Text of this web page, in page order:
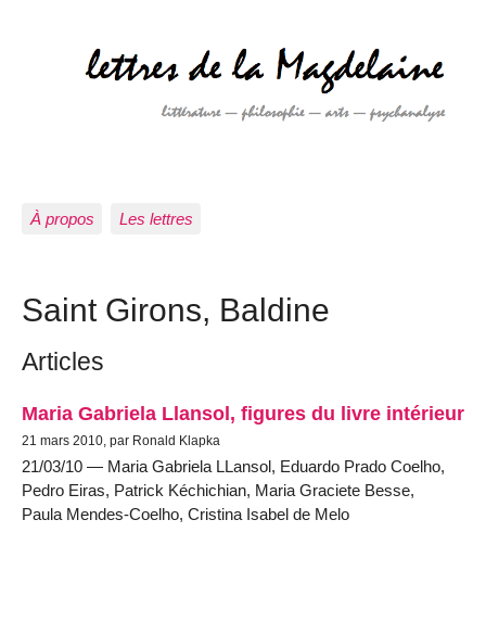
À propos Les lettres
Saint Girons, Baldine
Articles
Maria Gabriela Llansol, figures du livre intérieur
21 mars 2010, par Ronald Klapka
21/03/10 — Maria Gabriela LLansol, Eduardo Prado Coelho,
Pedro Eiras, Patrick Kéchichian, Maria Graciete Besse,
Paula Mendes-Coelho, Cristina Isabel de Melo